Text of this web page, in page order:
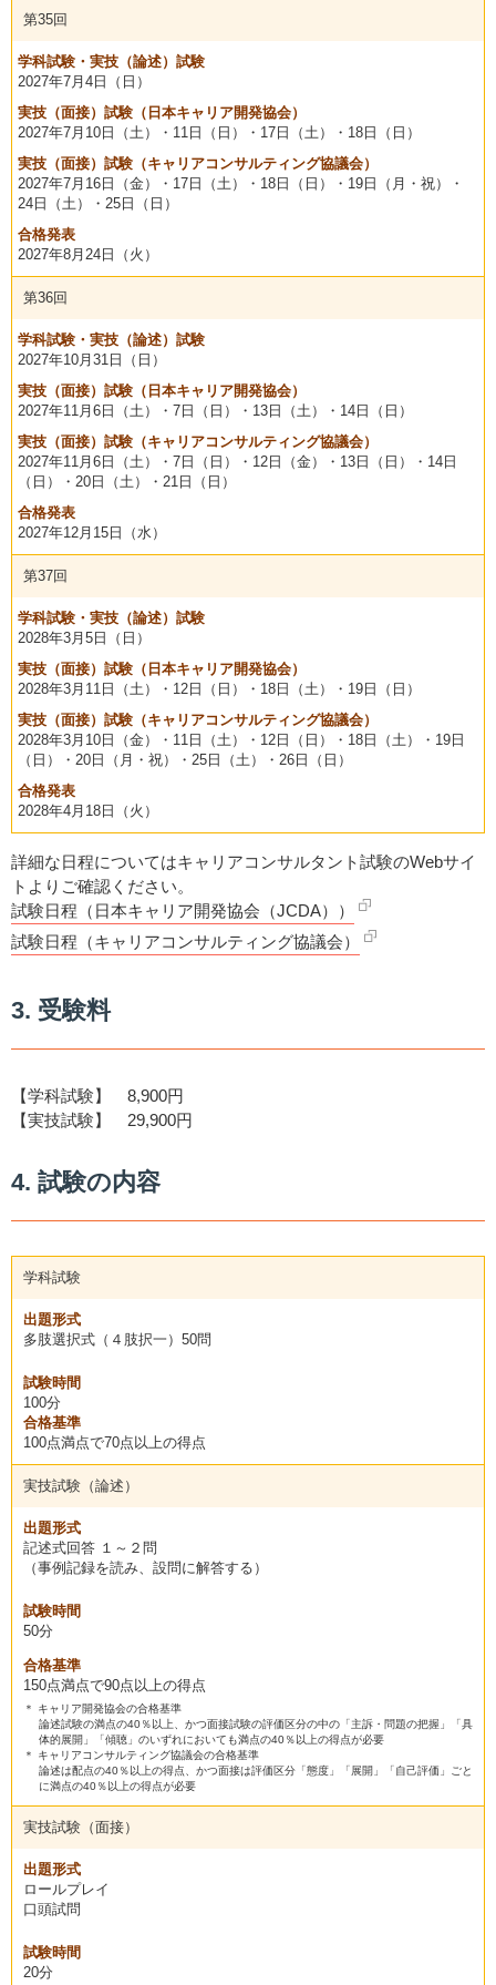
第35回
学科試験・実技（論述）試験
2027年7月4日（日）
実技（面接）試験（日本キャリア開発協会）
2027年7月10日（土）・ 11日（日）
・17日（土）・18日（日）
実技（面接）試験（キャリアコンサルティング協議会）
2027年7月16日（金）・ 17日（土）
・18日（日）・19日（月・祝）・
24日（土）・25日（日）
合格発表
2027年8月24日（火）
第36回
学科試験・実技（論述）試験
2027年10月31日（日）
実技（面接）試験（日本キャリア開発協会）
2027年11月6日（土）・ 7日（日）
・13日（土）・14日（日）
実技（面接）試験（キャリアコンサルティング協議会）
2027年11月6日（土）・ 7日（日）
・12日（金）・13日（日）・14日
（日）・20日（土）・21日（日）
合格発表
2027年12月15日（水）
第37回
学科試験・実技（論述）試験
2028年3月5日（日）
実技（面接）試験（日本キャリア開発協会）
2028年3月11日（土）・ 12日（日）
・18日（土）・19日（日）
実技（面接）試験（キャリアコンサルティング協議会）
2028年3月10日（金）・ 11日（土）
・12日（日）・18日（土）・19日
（日）・20日（月・祝）・25日（土）・26日（日）
合格発表
2028年4月18日（火）
詳細な日程についてはキャリアコンサルタント試験のWebサイ
トよりご確認ください。
試験日程（日本キャリア開発協会（JCDA））
試験日程（キャリアコンサルティング協議会）
3. 受験料
【学科試験】
8,900円
【実技試験】
29,900円
4. 試験の内容
学科試験
出題形式
多肢選択式（４肢択一）50問
試験時間
100分
合格基準
100点満点で70点以上の得点
実技試験（論述）
出題形式
記述式回答 １～２問
（事例記録を読み、設問に解答する）
試験時間
50分
合格基準
150点満点で90点以上の得点
＊ キャリア開発協会の合格基準
論述試験の満点の40％以上、かつ面接試験の評価区分の中の「主訴・問題の把握」「具
体的展開」「傾聴」のいずれにおいても満点の40％以上の得点が必要
＊ キャリアコンサルティング協議会の合格基準
論述は配点の40％以上の得点、かつ面接は評価区分「態度」「展開」「自己評価」ごと
に満点の40％以上の得点が必要
実技試験（面接）
出題形式
ロールプレイ
口頭試問
試験時間
20分